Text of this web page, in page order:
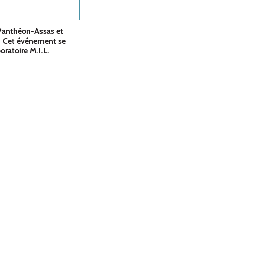
Assas et
événement se
M.I.L.